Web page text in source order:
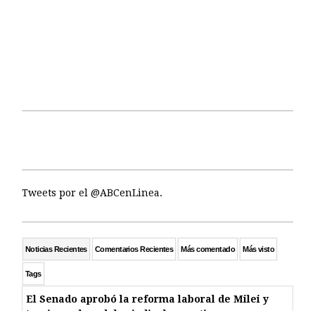
Tweets por el @ABCenLinea.
Noticias Recientes Comentarios Recientes Más comentado Más visto
Tags
El Senado aprobó la reforma laboral de Milei y